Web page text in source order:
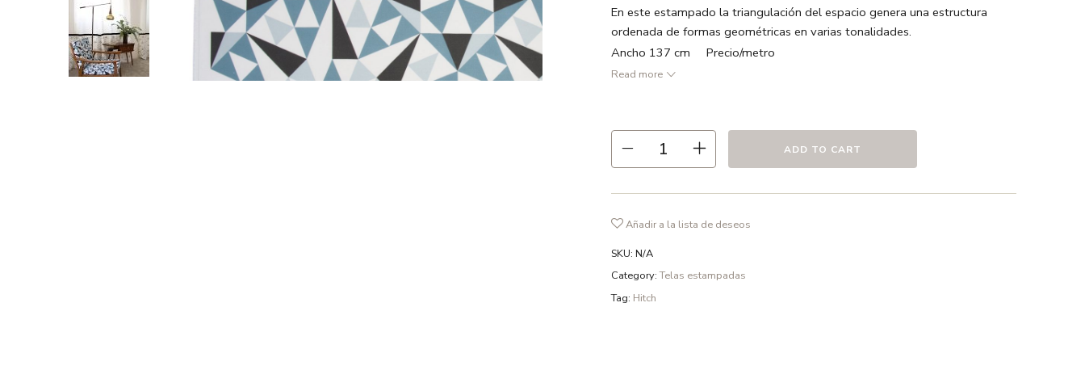
En este estampado la triangulación del espacio genera una estructura
ordenada de formas geométricas en varias tonalidades.
Ancho 137 cm Precio/metro
● Repetición 47 cm
● Ancho 137 cm
fosfatos y en ciclo delicado.
Read more
ADD TO CART
Añadir a la lista de deseos
SKU: N/A
Category:Telas estampadas
Tag: Hitch